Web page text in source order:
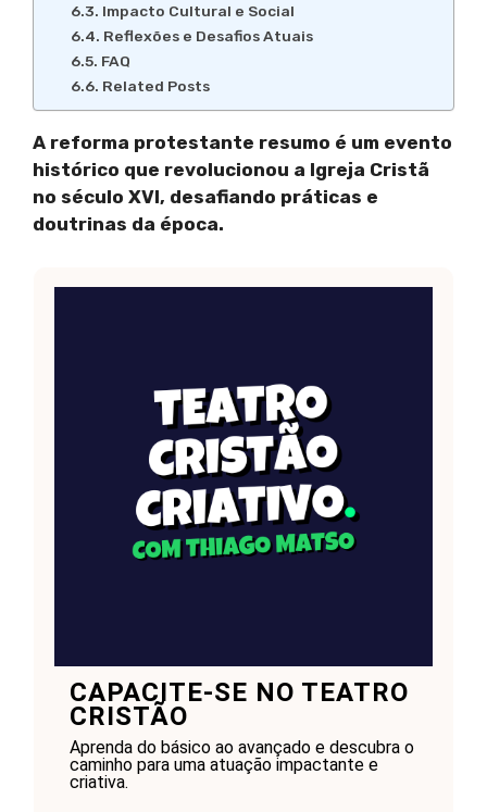
Impacto Cultural e Social
Reflexões e Desafios Atuais
FAQ
Related Posts
A reforma protestante resumo é um evento
histórico que revolucionou a Igreja Cristã
no século XVI, desafiando práticas e
doutrinas da época.
CAPACITE-SE NO TEATRO
CRISTÃO
Aprenda do básico ao avançado e descubra o
caminho para uma atuação impactante e
criativa.